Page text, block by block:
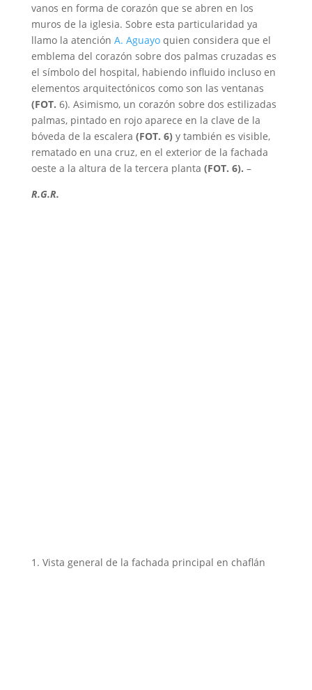
vanos en forma de corazón que se abren en los
muros de la iglesia. Sobre esta particularidad ya
llamo la atención A. Aguayoquien considera que el
emblema del corazón sobre dos palmas cruzadas es
el símbolo del hospital, habiendo influido incluso en
elementos arquitectónicos como son las ventanas
(FOT. 6). Asimismo, un corazón sobre dos estilizadas
palmas, pintado en rojo aparece en la clave de la
bóveda de la escalera (FOT. 6) y también es visible,
rematado en una cruz, en el exterior de la fachada
oeste a la altura de la tercera planta (FOT. 6). –
R.G.R.
1. Vista general de la fachada principal en chaflán